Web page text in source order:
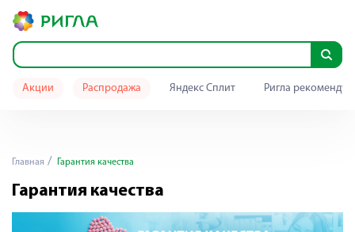
Акции Распродажа Яндекс Сплит Ригла
Главная Гарантия качества
Гарантия качества